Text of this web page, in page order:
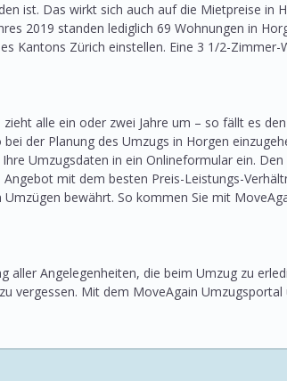
ist. Das wirkt sich auch auf die Mietpreise in
2019 standen lediglich 69 Wohnungen in
Kantons Zürich einstellen. Eine 3 1/2-Zimmer-
alle ein oder zwei Jahre um – so fällt es
der Planung des Umzugs in Horgen
Umzugsdaten in ein Onlineformular ein.
mit dem besten Preis-Leistungs-
bewährt. So kommen Sie mit
aller Angelegenheiten, die beim Umzug zu
vergessen. Mit dem MoveAgain